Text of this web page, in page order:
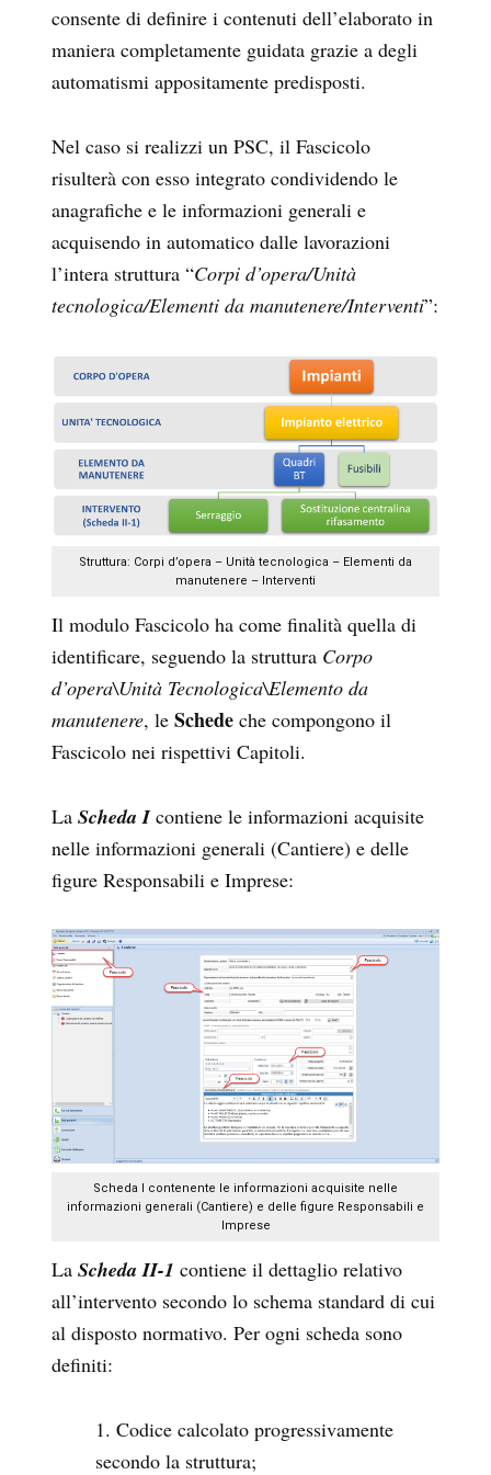
consente di definire i contenuti dell’elaborato in
maniera completamente guidata grazie a degli
automatismi appositamente predisposti.
Nel caso si realizzi un PSC, il Fascicolo
risulterà con esso integrato condividendo le
anagrafiche e le informazioni generali e
acquisendo in automatico dalle lavorazioni
l’intera struttura “Corpi d’opera/Unità
tecnologica/Elementi da manutenere/Interventi”:
Struttura: Corpi d’opera – Unità tecnologica – Elementi da
manutenere – Interventi
Il modulo Fascicolo ha come finalità quella di
identificare, seguendo la struttura Corpo
d’opera\Unità Tecnologica\Elemento da
manutenere, le Schede che compongono il
Fascicolo nei rispettivi Capitoli.
La Scheda Icontiene le informazioni acquisite
nelle informazioni generali (Cantiere) e delle
figure Responsabili e Imprese:
Scheda I contenente le informazioni acquisite nelle
informazioni generali (Cantiere) e delle figure Responsabili e
Imprese
La Scheda II-1 contiene il dettaglio relativo
all’intervento secondo lo schema standard di cui
al disposto normativo. Per ogni scheda sono
definiti:
Codice calcolato progressivamente
secondo la struttura;